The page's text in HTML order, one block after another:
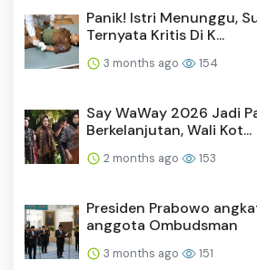
Panik! Istri Menunggu,
Ternyata Kritis Di K...
3 months ago 154
Say WaWay 2026 Jadi
Berkelanjutan, Wali Kot...
2 months ago 153
Presiden Prabowo
anggota Ombudsman
3 months ago 151